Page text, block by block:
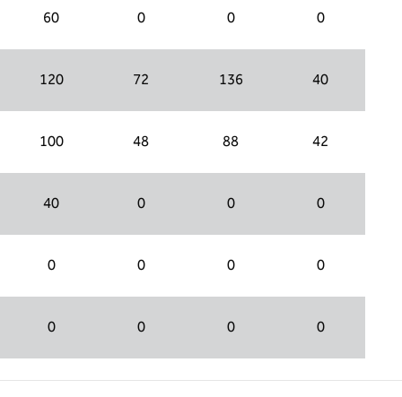
60 0 0 0
120 72 136 40
100 48 88 42
40 0 0 0
0 0 0 0
0 0 0 0